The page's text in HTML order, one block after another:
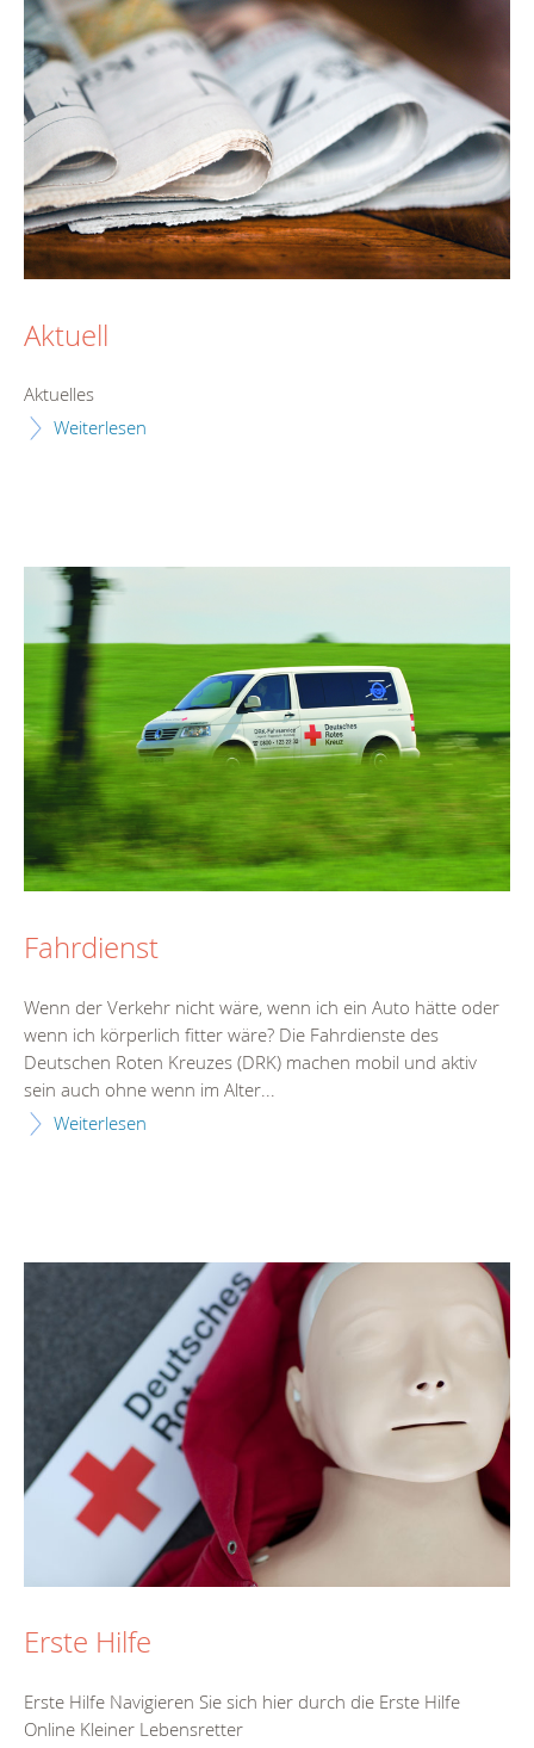
Aktuell
Aktuelles
Weiterlesen
Fahrdienst
Wenn der Verkehr nicht wäre, wenn ich ein Auto hätte oder
wenn ich körperlich fitter wäre? Die Fahrdienste des
Deutschen Roten Kreuzes (DRK) machen mobil und aktiv
sein auch ohne wenn im Alter...
Weiterlesen
Erste Hilfe
Erste Hilfe Navigieren Sie sich hier durch die Erste Hilfe
Online Kleiner Lebensretter